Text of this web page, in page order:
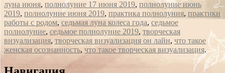
луна июня, полнолуние 17 июня 2019, полнолуние июнь
2019, полнолуние июня 2019, практика полнолуния, практики
работы с родом, седьмая луна колеса года, седьмое
полнолуние, седьмое полнолуние 2019, творческая
визуализация, творческая визуализация он лайн, что такое
женская осознанность, что такое творческая визуализация.
Сообщение